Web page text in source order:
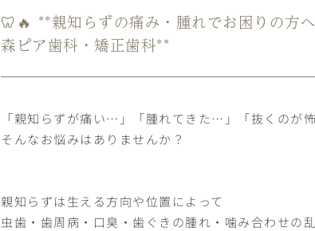
🦷🔥 **親知らずの痛み・腫れでお困りの方
森ピア歯科・矯正歯科**
「親知らずが痛い…」「腫れてきた…」「抜くのが怖
そんなお悩みはありませんか？
親知らずは生える方向や位置によって
虫歯・歯周病・口臭・歯ぐきの腫れ・噛み合わせの